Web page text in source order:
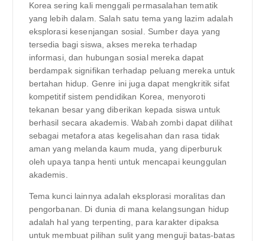
Korea sering kali menggali permasalahan tematik
yang lebih dalam. Salah satu tema yang lazim adalah
eksplorasi kesenjangan sosial. Sumber daya yang
tersedia bagi siswa, akses mereka terhadap
informasi, dan hubungan sosial mereka dapat
berdampak signifikan terhadap peluang mereka untuk
bertahan hidup. Genre ini juga dapat mengkritik sifat
kompetitif sistem pendidikan Korea, menyoroti
tekanan besar yang diberikan kepada siswa untuk
berhasil secara akademis. Wabah zombi dapat dilihat
sebagai metafora atas kegelisahan dan rasa tidak
aman yang melanda kaum muda, yang diperburuk
oleh upaya tanpa henti untuk mencapai keunggulan
akademis.
Tema kunci lainnya adalah eksplorasi moralitas dan
pengorbanan. Di dunia di mana kelangsungan hidup
adalah hal yang terpenting, para karakter dipaksa
untuk membuat pilihan sulit yang menguji batas-batas